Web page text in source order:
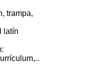
trampa,
latín